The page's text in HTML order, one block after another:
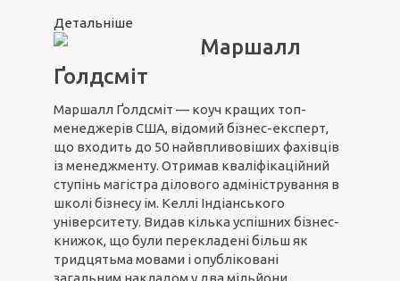
Детальніше
Маршалл
Ґолдсміт
Маршалл Ґолдсміт — коуч кращих топ-
менеджерів США, відомий бізнес-експерт,
що входить до 50 найвпливовіших фахівців
із менеджменту. Отримав кваліфікаційний
ступінь магістра ділового адміністрування в
школі бізнесу ім. Келлі Індіанського
університету. Видав кілька успішних бізнес-
книжок, що були перекладені більш як
тридцятьма мовами і опубліковані
загальним накладом у два мільйони